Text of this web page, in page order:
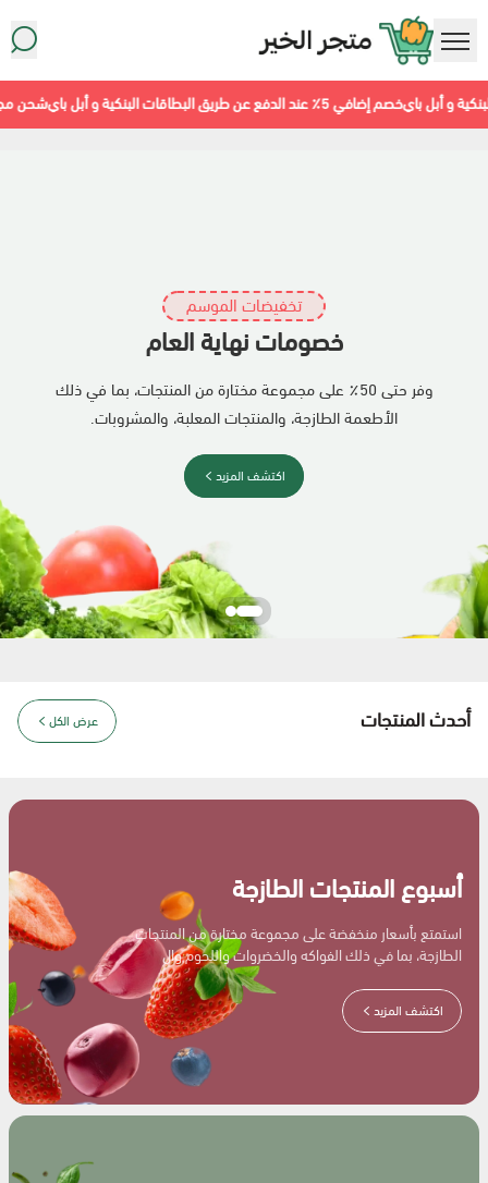
متجر معاينة سوبرماركت
البنكية و أبل باي شحن مجاني لجميع انحاء
تخفيضات الموسم
خصومات نهاية العام
وفر حتى 50٪ على مجموعة مختارة من المنتجات، بما في ذلك
الأطعمة الطازجة، والمنتجات المعلبة، والمشروبات.
اكتشف المزيد
أحدث المنتجات عرض الكل
أسبوع المنتجات الطازجة
استمتع بأسعار منخفضة على مجموعة مختارة من المنتجات
الطازجة، بما في ذلك الفواكه والخضروات واللحوم وال
اكتشف المزيد
أدوات التنظيف المنزلية